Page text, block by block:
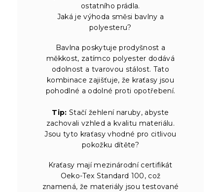
ostatního prádla.
Jaká je výhoda směsi bavlny a
polyesteru?
Bavlna poskytuje prodyšnost a
měkkost, zatímco polyester dodává
odolnost a tvarovou stálost. Tato
kombinace zajišťuje, že kraťasy jsou
pohodlné a odolné proti opotřebení.
Tip: Stačí žehlení naruby, abyste
zachovali vzhled a kvalitu materiálu.
Jsou tyto kraťasy vhodné pro citlivou
pokožku dítěte?
Kraťasy mají mezinárodní certifikát
Oeko-Tex Standard 100, což
znamená, že materiály jsou testované